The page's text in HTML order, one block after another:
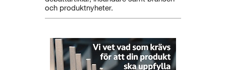
och produktnyheter.